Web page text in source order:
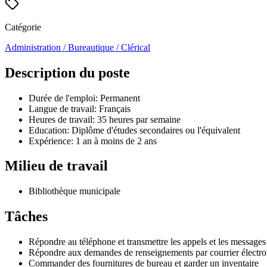
Catégorie
Administration / Bureautique / Clérical
Description du poste
Durée de l'emploi: Permanent
Langue de travail: Français
Heures de travail: 35 heures par semaine
Education: Diplôme d'études secondaires ou l'équivalent
Expérience: 1 an à moins de 2 ans
Milieu de travail
Bibliothèque municipale
Tâches
Répondre au téléphone et transmettre les appels et les messages
Répondre aux demandes de renseignements par courrier
Commander des fournitures de bureau et garder un inventaire